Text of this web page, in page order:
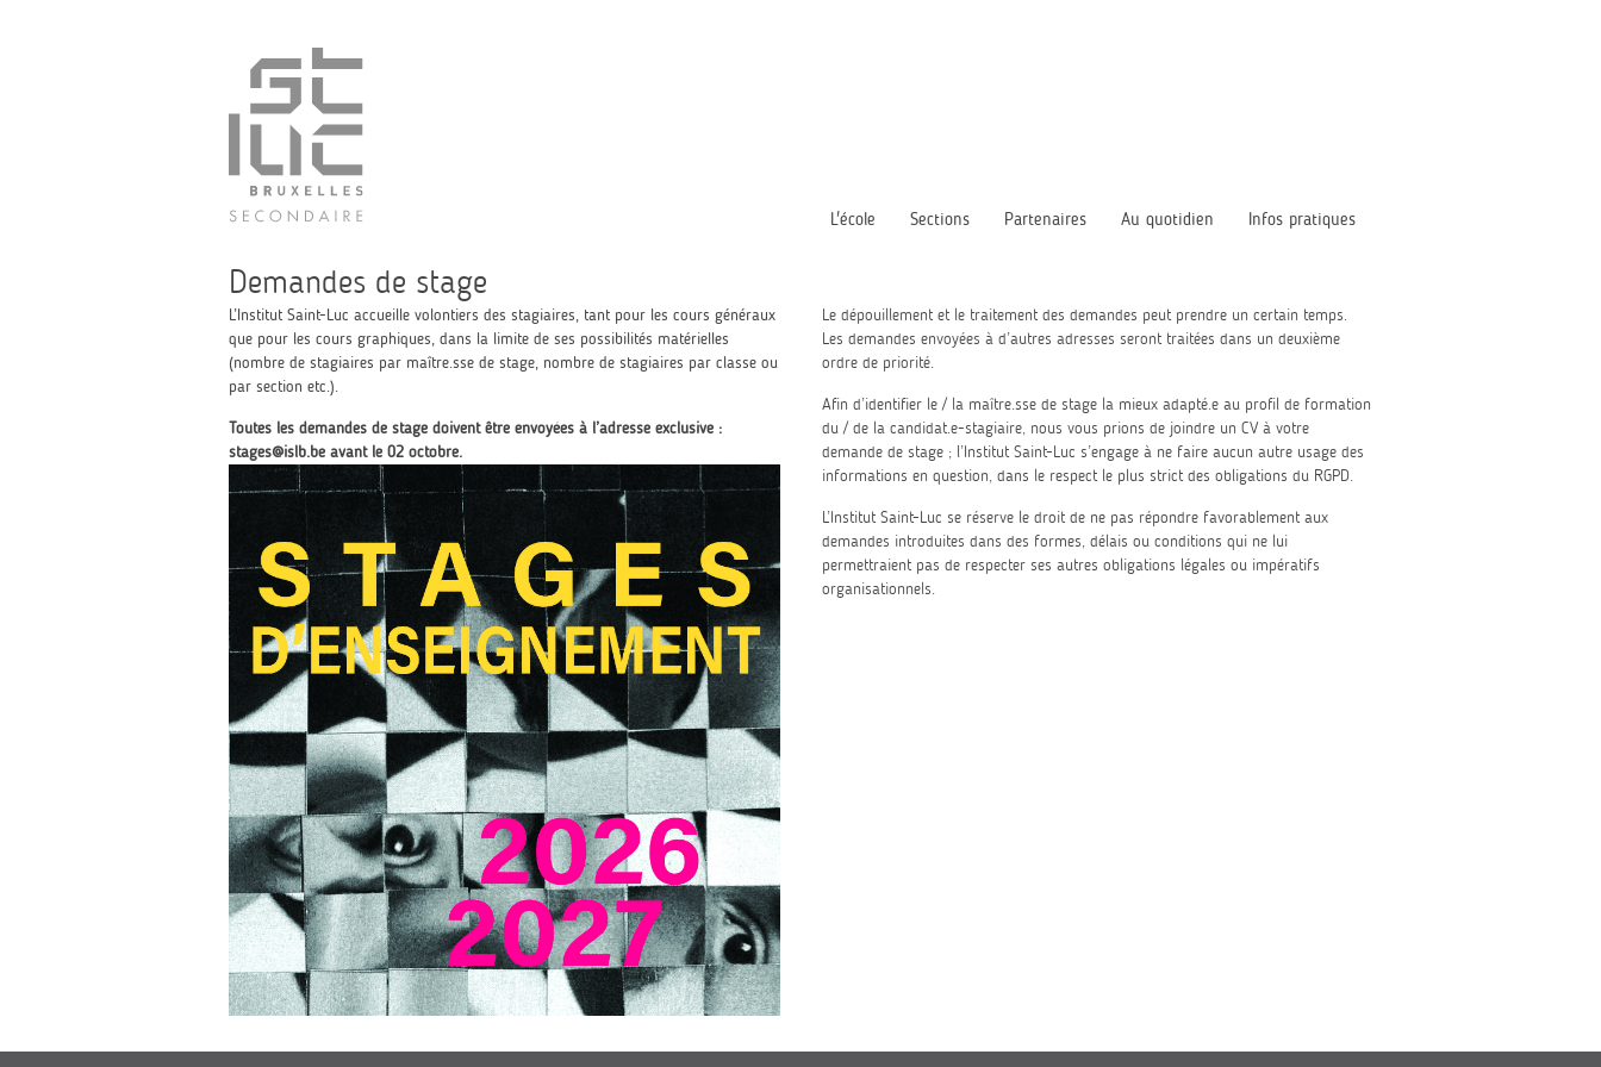
L'école Sections Partenaires Au quotidien Infos pratiques
Demandes de stage
L’Institut Saint-Luc accueille volontiers des stagiaires, tant pour les cours généraux
que pour les cours graphiques, dans la limite de ses possibilités matérielles
(nombre de stagiaires par maître.sse de stage, nombre de stagiaires par classe ou
par section etc.).
Toutes les demandes de stage doivent être envoyées à l’adresse exclusive :
stages@islb.be avant le 02 octobre.
Le dépouillement et le traitement des demandes peut prendre un certain temps.
Les demandes envoyées à d’autres adresses seront traitées dans un deuxième
ordre de priorité.
Afin d’identifier le / la maître.sse de stage la mieux adapté.e au profil de formation
du / de la candidat.e-stagiaire, nous vous prions de joindre un CV à votre
demande de stage ; l’Institut Saint-Luc s’engage à ne faire aucun autre usage des
informations en question, dans le respect le plus strict des obligations du RGPD.
L’Institut Saint-Luc se réserve le droit de ne pas répondre favorablement aux
demandes introduites dans des formes, délais ou conditions qui ne lui
permettraient pas de respecter ses autres obligations légales ou impératifs
organisationnels.